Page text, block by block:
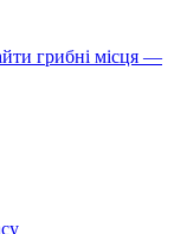
грибні місця —